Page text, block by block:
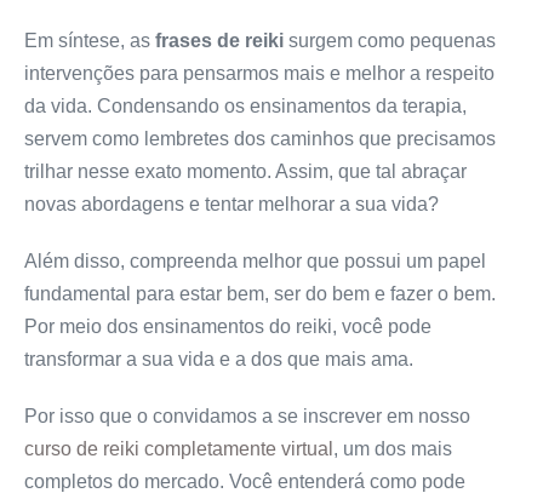
Em síntese, as frases de reiki surgem como pequenas
intervenções para pensarmos mais e melhor a respeito
da vida. Condensando os ensinamentos da terapia,
servem como lembretes dos caminhos que precisamos
trilhar nesse exato momento. Assim, que tal abraçar
novas abordagens e tentar melhorar a sua vida?
Além disso, compreenda melhor que possui um papel
fundamental para estar bem, ser do bem e fazer o bem.
Por meio dos ensinamentos do reiki, você pode
transformar a sua vida e a dos que mais ama.
Por isso que o convidamos a se inscrever em nosso
curso de reiki completamente virtual , um dos mais
completos do mercado. Você entenderá como pode